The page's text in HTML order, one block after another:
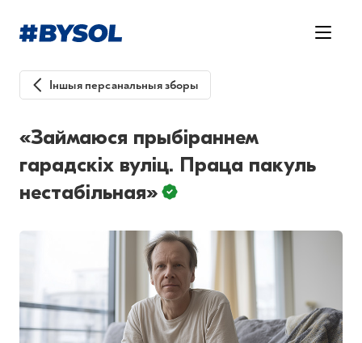
Іншыя персанальныя зборы
«Займаюся прыбіраннем
гарадскіх вуліц. Праца пакуль
нестабільная»